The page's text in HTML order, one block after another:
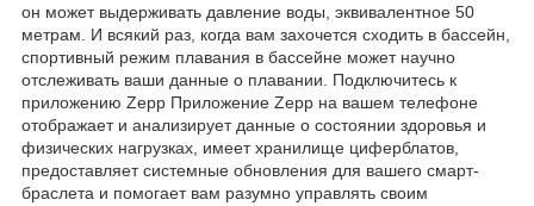
он может выдерживать давление воды, эквивалентное 50
метрам. И всякий раз, когда вам захочется сходить в бассейн,
спортивный режим плавания в бассейне может научно
отслеживать ваши данные о плавании. Подключитесь к
приложению Zepp Приложение Zepp на вашем телефоне
отображает и анализирует данные о состоянии здоровья и
физических нагрузках, имеет хранилище циферблатов,
предоставляет системные обновления для вашего смарт-
браслета и помогает вам разумно управлять своим